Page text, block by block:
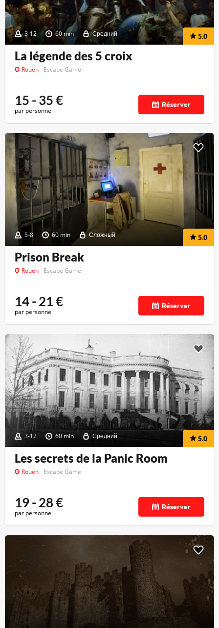
3-12 60 min Средний 5.0
La légende des 5 croix
Rouen Escape Game
15 - 35€
par personne
Réserver
5-8 60 min Сложный 5.0
Prison Break
Rouen Escape Game
14 - 21€
par personne
Réserver
3-12 60 min Средний 5.0
Les secrets de la Panic Room
Rouen Escape Game
19 - 28€
par personne
Réserver